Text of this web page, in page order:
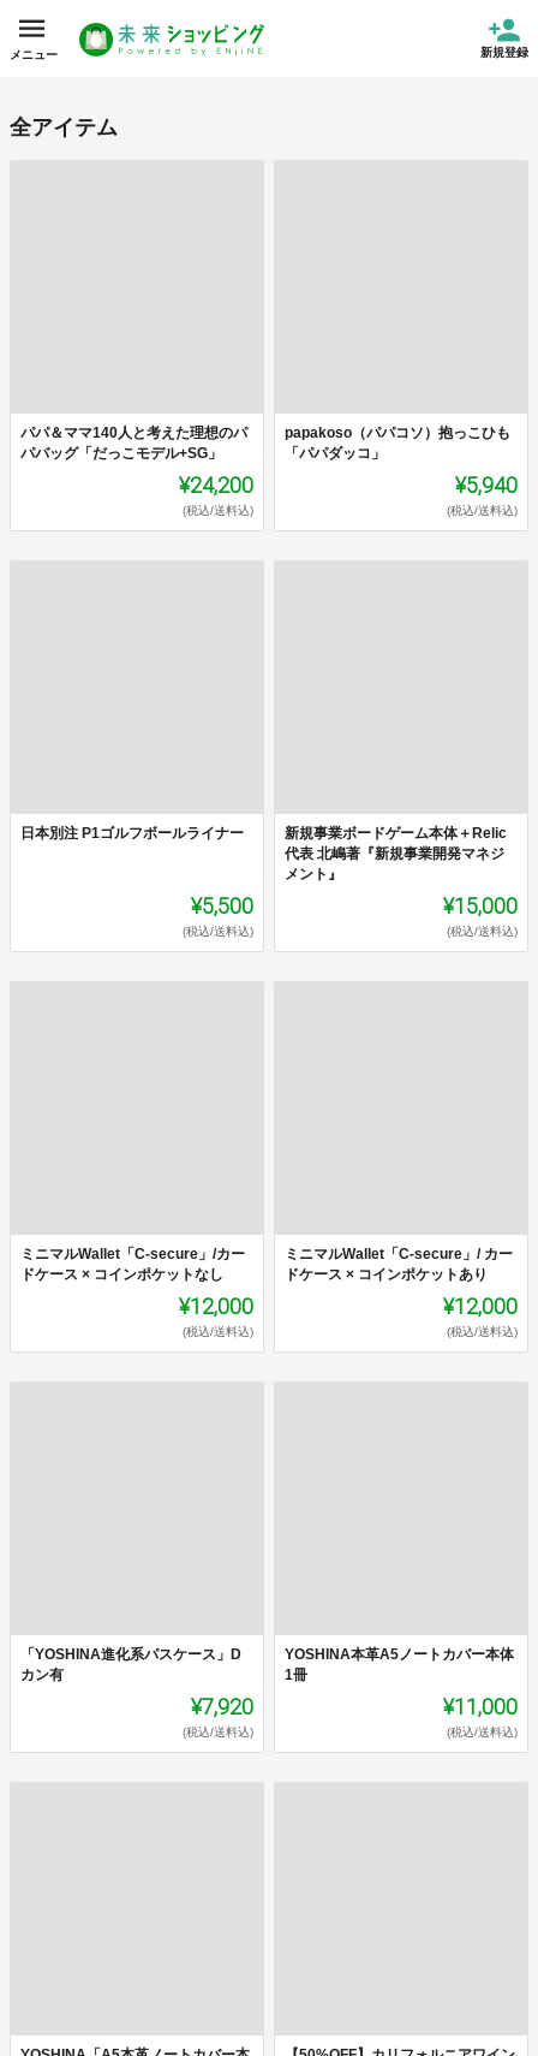
メニュー 新規登録
全アイテム
パパ＆ママ140人と考えた理想のパ
パバッグ「だっこモデル+SG」
¥24,200
(税込/送料込)
papakoso（パパコソ）抱っこひも
「パパダッコ」
¥5,940
(税込/送料込)
日本別注 P1ゴルフボールライナー
¥5,500
(税込/送料込)
新規事業ボードゲーム本体＋Relic
代表 北嶋著『新規事業開発マネジ
メント』
¥15,000
(税込/送料込)
ミニマルWallet「C-secure」/カー
ドケース × コインポケットなし
¥12,000
(税込/送料込)
ミニマルWallet「C-secure」/ カー
ドケース × コインポケットあり
¥12,000
(税込/送料込)
「YOSHINA進化系パスケース」D
カン有
¥7,920
(税込/送料込)
YOSHINA本革A5ノートカバー本体
1冊
¥11,000
(税込/送料込)